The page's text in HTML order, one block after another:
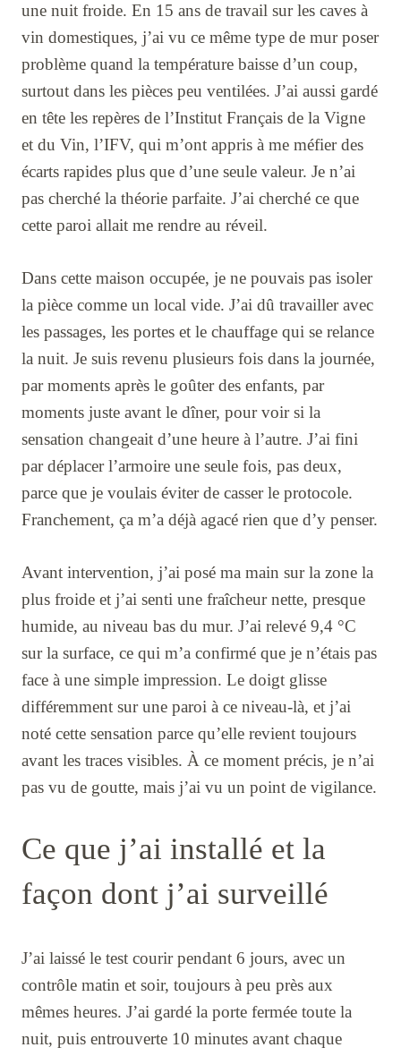
une nuit froide. En 15 ans de travail sur les caves à
vin domestiques, j’ai vu ce même type de mur poser
problème quand la température baisse d’un coup,
surtout dans les pièces peu ventilées. J’ai aussi gardé
en tête les repères de l’Institut Français de la Vigne
et du Vin, l’IFV, qui m’ont appris à me méfier des
écarts rapides plus que d’une seule valeur. Je n’ai
pas cherché la théorie parfaite. J’ai cherché ce que
cette paroi allait me rendre au réveil.
Dans cette maison occupée, je ne pouvais pas isoler
la pièce comme un local vide. J’ai dû travailler avec
les passages, les portes et le chauffage qui se relance
la nuit. Je suis revenu plusieurs fois dans la journée,
par moments après le goûter des enfants, par
moments juste avant le dîner, pour voir si la
sensation changeait d’une heure à l’autre. J’ai fini
par déplacer l’armoire une seule fois, pas deux,
parce que je voulais éviter de casser le protocole.
Franchement, ça m’a déjà agacé rien que d’y penser.
Avant intervention, j’ai posé ma main sur la zone la
plus froide et j’ai senti une fraîcheur nette, presque
humide, au niveau bas du mur. J’ai relevé 9,4 °C
sur la surface, ce qui m’a confirmé que je n’étais pas
face à une simple impression. Le doigt glisse
différemment sur une paroi à ce niveau-là, et j’ai
noté cette sensation parce qu’elle revient toujours
avant les traces visibles. À ce moment précis, je n’ai
pas vu de goutte, mais j’ai vu un point de vigilance.
Ce que j’ai installé et la
façon dont j’ai surveillé
J’ai laissé le test courir pendant 6 jours, avec un
contrôle matin et soir, toujours à peu près aux
mêmes heures. J’ai gardé la porte fermée toute la
nuit, puis entrouverte 10 minutes avant chaque